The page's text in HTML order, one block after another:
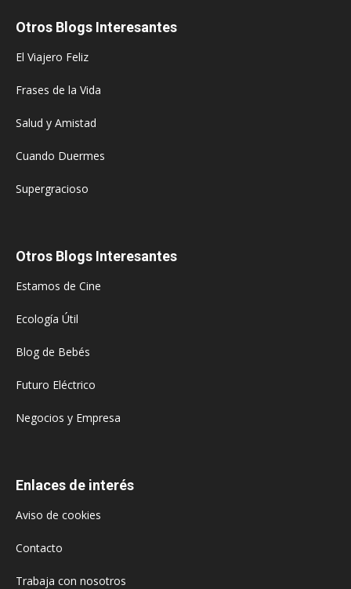
Otros Blogs Interesantes
El Viajero Feliz
Frases de la Vida
Salud y Amistad
Cuando Duermes
Supergracioso
Otros Blogs Interesantes
Estamos de Cine
Ecología Útil
Blog de Bebés
Futuro Eléctrico
Negocios y Empresa
Enlaces de interés
Aviso de cookies
Contacto
Trabaja con nosotros